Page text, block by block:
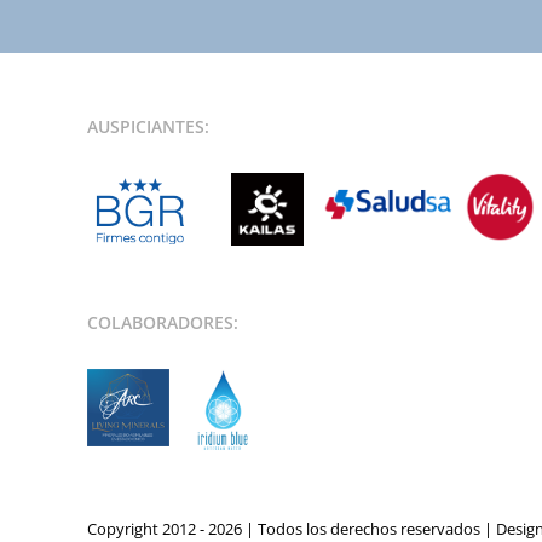
AUSPICIANTES:
COLABORADORES:
Copyright 2012 - 2026 | Todos los derechos reservados |